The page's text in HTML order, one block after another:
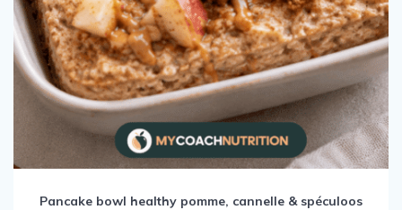
Pancake bowl healthy pomme, cannelle & spéculoos